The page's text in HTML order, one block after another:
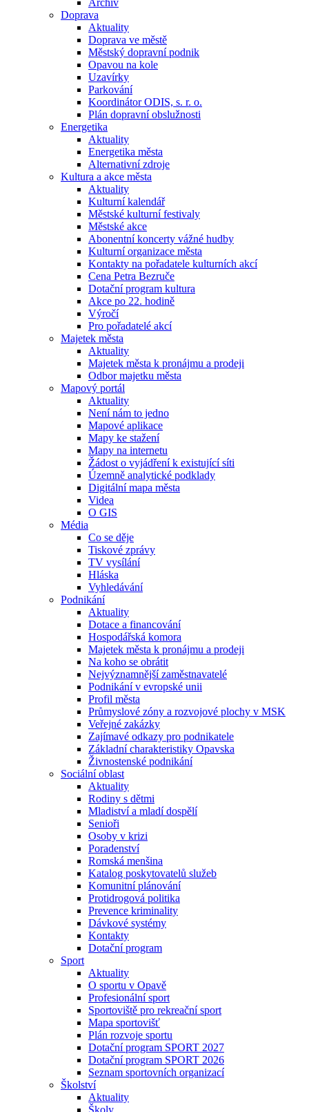
Archiv
Doprava
Aktuality
Doprava ve městě
Městský dopravní podnik
Opavou na kole
Uzavírky
Parkování
Koordinátor ODIS, s. r. o.
Plán dopravní obslužnosti
Energetika
Aktuality
Energetika města
Alternativní zdroje
Kultura a akce města
Aktuality
Kulturní kalendář
Městské kulturní festivaly
Městské akce
Abonentní koncerty vážné hudby
Kulturní organizace města
Kontakty na pořadatele kulturních akcí
Cena Petra Bezruče
Dotační program kultura
Akce po 22. hodině
Výročí
Pro pořadatelé akcí
Majetek města
Aktuality
Majetek města k pronájmu a prodeji
Odbor majetku města
Mapový portál
Aktuality
Není nám to jedno
Mapové aplikace
Mapy ke stažení
Mapy na internetu
Žádost o vyjádření k existující síti
Územně analytické podklady
Digitální mapa města
Videa
O GIS
Média
Co se děje
Tiskové zprávy
TV vysílání
Hláska
Vyhledávání
Podnikání
Aktuality
Dotace a financování
Hospodářská komora
Majetek města k pronájmu a prodeji
Na koho se obrátit
Nejvýznamnější zaměstnavatelé
Podnikání v evropské unii
Profil města
Průmyslové zóny a rozvojové plochy v MSK
Veřejné zakázky
Zajímavé odkazy pro podnikatele
Základní charakteristiky Opavska
Živnostenské podnikání
Sociální oblast
Aktuality
Rodiny s dětmi
Mladiství a mladí dospělí
Senioři
Osoby v krizi
Poradenství
Romská menšina
Katalog poskytovatelů služeb
Komunitní plánování
Protidrogová politika
Prevence kriminality
Dávkové systémy
Kontakty
Dotační program
Sport
Aktuality
O sportu v Opavě
Profesionální sport
Sportoviště pro rekreační sport
Mapa sportovišť
Plán rozvoje sportu
Dotační program SPORT 2027
Dotační program SPORT 2026
Seznam sportovních organizací
Školství
Aktuality